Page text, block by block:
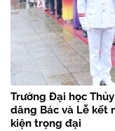
Trường Đại học
dâng Bác và Lễ kết
kiện trọng đại